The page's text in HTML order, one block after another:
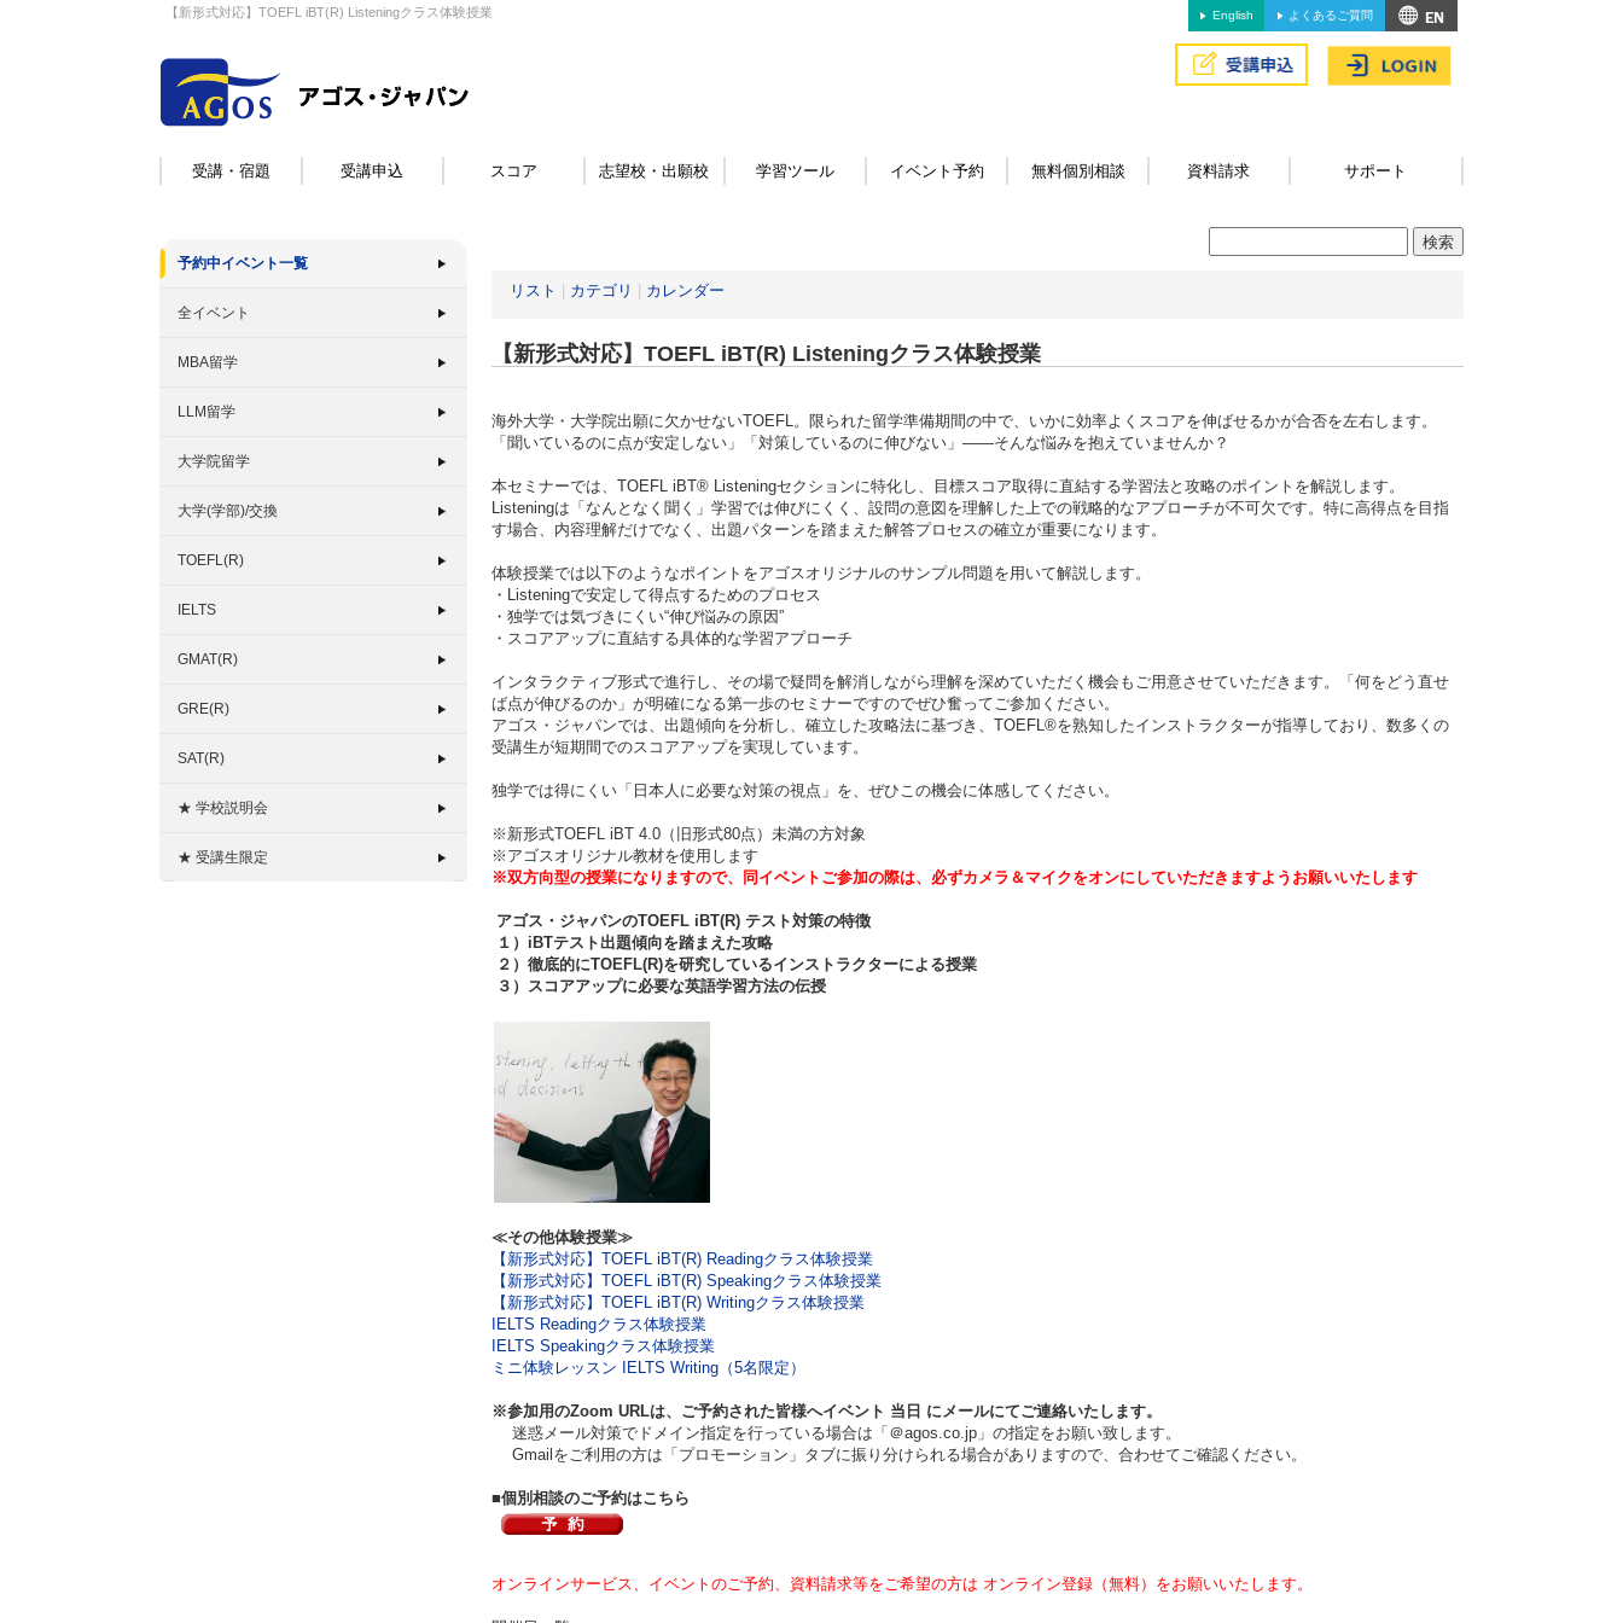
【新形式対応】TOEFL iBT(R) Listeningクラス体験授業 English よくあるご質問
受講・宿題 受講申込 スコア 志望校・出願校 学習ツール イベント予約 無料個別相談 資料請求 サポート
予約中イベント一覧
全イベント
MBA留学
LLM留学
大学院留学
大学(学部)/交換
TOEFL(R)
IELTS
GMAT(R)
GRE(R)
SAT(R)
★ 学校説明会
★ 受講生限定
リスト カテゴリ カレンダー
【新形式対応】TOEFL iBT(R) Listeningクラス体験授業
海外大学・大学院出願に欠かせないTOEFL。限られた留学準備期間の中で、いかに効率よくスコアを伸ばせるかが合否を左右します。
「聞いているのに点が安定しない」「対策しているのに伸びない」——そんな悩みを抱えていませんか？
本セミナーでは、TOEFL iBT® Listeningセクションに特化し、目標スコア取得に直結する学習法と攻略のポイントを解説します。
Listeningは「なんとなく聞く」学習では伸びにくく、設問の意図を理解した上での戦略的なアプローチが不可欠です。特に高得点を目指
す場合、内容理解だけでなく、出題パターンを踏まえた解答プロセスの確立が重要になります。
体験授業では以下のようなポイントをアゴスオリジナルのサンプル問題を用いて解説します。
・Listeningで安定して得点するためのプロセス
・独学では気づきにくい“伸び悩みの原因”
・スコアアップに直結する具体的な学習アプローチ
インタラクティブ形式で進行し、その場で疑問を解消しながら理解を深めていただく機会もご用意させていただきます。「何をどう直せ
ば点が伸びるのか」が明確になる第一歩のセミナーですのでぜひ奮ってご参加ください。
アゴス・ジャパンでは、出題傾向を分析し、確立した攻略法に基づき、TOEFL®を熟知したインストラクターが指導しており、数多くの
受講生が短期間でのスコアアップを実現しています。
独学では得にくい「日本人に必要な対策の視点」を、ぜひこの機会に体感してください。
※新形式TOEFL iBT 4.0（旧形式80点）未満の方対象
※アゴスオリジナル教材を使用します
※双方向型の授業になりますので、同イベントご参加の際は、必ずカメラ＆マイクをオンにしていただきますようお願いいたします
アゴス・ジャパンのTOEFL iBT(R) テスト対策の特徴
１）iBTテスト出題傾向を踏まえた攻略
２）徹底的にTOEFL(R)を研究しているインストラクターによる授業
３）スコアアップに必要な英語学習方法の伝授
≪その他体験授業≫
【新形式対応】TOEFL iBT(R) Readingクラス体験授業
【新形式対応】TOEFL iBT(R) Speakingクラス体験授業
【新形式対応】TOEFL iBT(R) Writingクラス体験授業
IELTS Readingクラス体験授業
IELTS Speakingクラス体験授業
ミニ体験レッスン IELTS Writing（5名限定）
※参加用のZoom URLは、ご予約された皆様へイベント 当日 にメールにてご連絡いたします。
迷惑メール対策でドメイン指定を行っている場合は「＠agos.co.jp」の指定をお願い致します。
Gmailをご利用の方は「プロモーション」タブに振り分けられる場合がありますので、合わせてご確認ください。
■個別相談のご予約はこちら
オンラインサービス、イベントのご予約、資料請求等をご希望の方は オンライン登録（無料）をお願いいたします。